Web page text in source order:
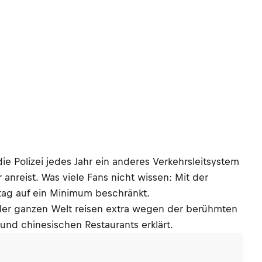
Polizei jedes Jahr ein anderes Verkehrsleitsystem
Was viele Fans nicht wissen: Mit der
auf ein Minimum beschränkt.
ganzen Welt reisen extra wegen der berühmten
chinesischen Restaurants erklärt.